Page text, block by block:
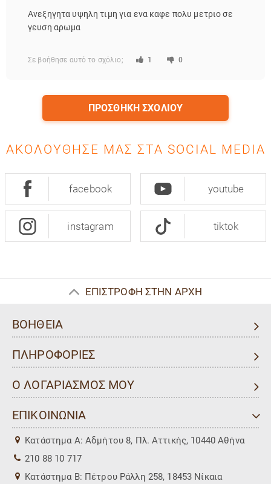
Ανεξηγητα υψηλη τιμη για ενα καφε πολυ μετριο σε
γευση αρωμα
Σε βοήθησε αυτό το σχόλιο; 1 0
ΠΡΟΣΘΉΚΗ ΣΧΟΛΊΟΥ
ΑΚΟΛΟΎΘΗΣΈ ΜΑΣ ΣΤΑ SOCIAL MEDIA
facebook youtube
instagram tiktok
ΕΠΙΣΤΡΟΦΗ ΣΤΗΝ ΑΡΧΗ
ΒΟΗΘΕΙΑ
ΠΛΗΡΟΦΟΡΙΕΣ
Ο ΛΟΓΑΡΙΑΣΜΟΣ ΜΟΥ
ΕΠΙΚΟΙΝΩΝΙΑ
Kατάστημα Α: Αδμήτου 8, Πλ. Αττικής, 10440 Αθήνα
210 88 10 717
Kατάστημα Β: Πέτρου Ράλλη 258, 18453 Νίκαια